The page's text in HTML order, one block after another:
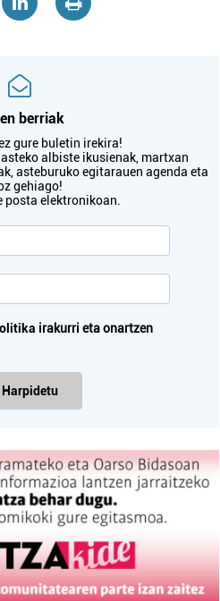
berriak
gure buletin irekira!
albiste ikusienak, martxan
asteburuko egitarauen agenda eta
gehiago!
posta elektronikoan.
irakurri eta onartzen
Harpidetu